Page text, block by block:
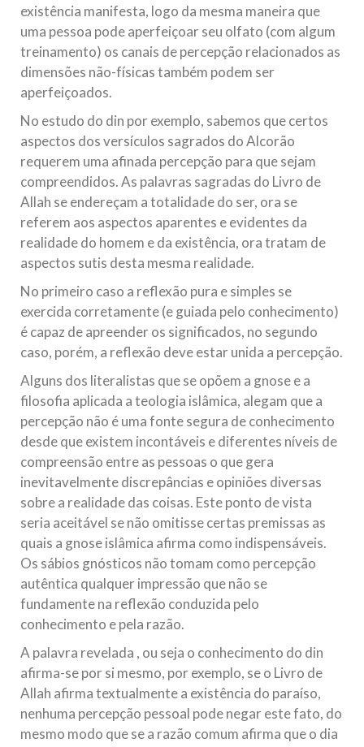
existência manifesta, logo da mesma maneira que
uma pessoa pode aperfeiçoar seu olfato (com algum
treinamento) os canais de percepção relacionados as
dimensões não-físicas também podem ser
aperfeiçoados.
No estudo do din por exemplo, sabemos que certos
aspectos dos versículos sagrados do Alcorão
requerem uma afinada percepção para que sejam
compreendidos. As palavras sagradas do Livro de
Allah se endereçam a totalidade do ser, ora se
referem aos aspectos aparentes e evidentes da
realidade do homem e da existência, ora tratam de
aspectos sutis desta mesma realidade.
No primeiro caso a reflexão pura e simples se
exercida corretamente (e guiada pelo conhecimento)
é capaz de apreender os significados, no segundo
caso, porém, a reflexão deve estar unida a percepção.
Alguns dos literalistas que se opõem a gnose e a
filosofia aplicada a teologia islâmica, alegam que a
percepção não é uma fonte segura de conhecimento
desde que existem incontáveis e diferentes níveis de
compreensão entre as pessoas o que gera
inevitavelmente discrepâncias e opiniões diversas
sobre a realidade das coisas. Este ponto de vista
seria aceitável se não omitisse certas premissas as
quais a gnose islâmica afirma como indispensáveis.
Os sábios gnósticos não tomam como percepção
autêntica qualquer impressão que não se
fundamente na reflexão conduzida pelo
conhecimento e pela razão.
A palavra revelada , ou seja o conhecimento do din
afirma-se por si mesmo, por exemplo, se o Livro de
Allah afirma textualmente a existência do paraíso,
nenhuma percepção pessoal pode negar este fato, do
mesmo modo que se a razão comum afirma que o dia